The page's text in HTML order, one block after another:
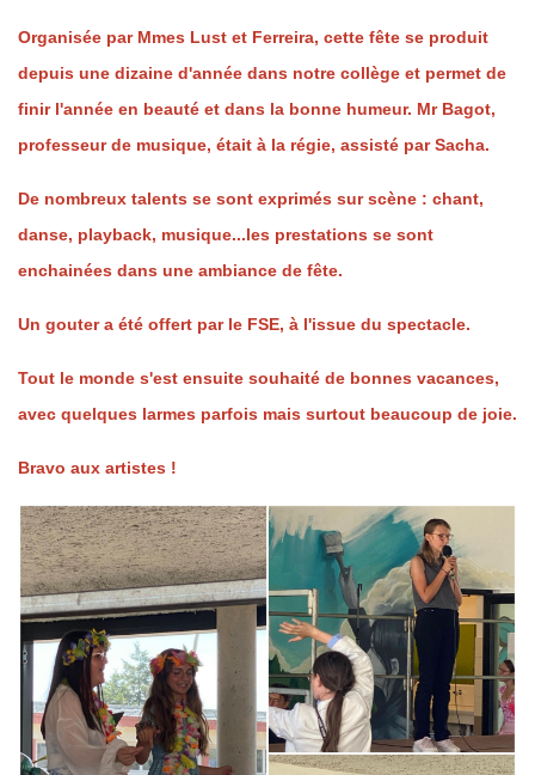
Organisée par Mmes Lust et Ferreira, cette fête se produit
depuis une dizaine d'année dans notre collège et permet de
finir l'année en beauté et dans la bonne humeur. Mr Bagot,
professeur de musique, était à la régie, assisté par Sacha.
De nombreux talents se sont exprimés sur scène : chant,
danse, playback, musique...les prestations se sont
enchainées dans une ambiance de fête.
Un gouter a été offert par le FSE, à l'issue du spectacle.
Tout le monde s'est ensuite souhaité de bonnes vacances,
avec quelques larmes parfois mais surtout beaucoup de joie.
Bravo aux artistes !